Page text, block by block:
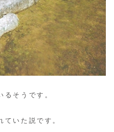
るそうです。
ていた説です。